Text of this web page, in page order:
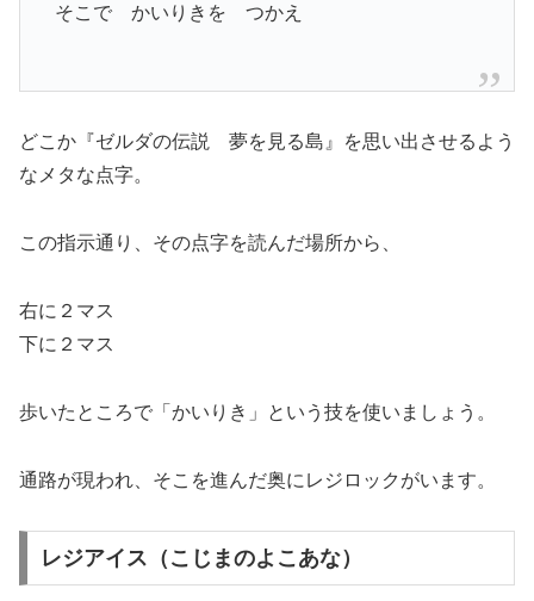
そこで かいりきを つかえ
どこか『ゼルダの伝説 夢を見る島』を思い出させるよう
なメタな点字。
この指示通り、その点字を読んだ場所から、
右に２マス
下に２マス
歩いたところで「かいりき」という技を使いましょう。
通路が現われ、そこを進んだ奥にレジロックがいます。
レジアイス（こじまのよこあな）